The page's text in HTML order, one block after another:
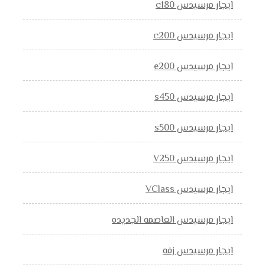
ايجار مرسيدس c180
ايجار مرسيدس c200
ايجار مرسيدس e200
ايجار مرسيدس s450
ايجار مرسيدس s500
ايجار مرسيدس V250
ايجار مرسيدس VClass
ايجار مرسيدس العاصمه الجديده
ايجار مرسيدس زفه